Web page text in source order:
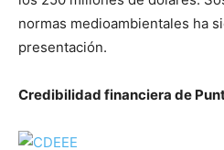
normas medioambientales ha
presentación.
Credibilidad financiera de